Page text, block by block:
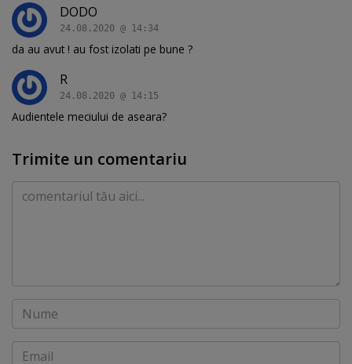
DODO
24.08.2020 @ 14:34
da au avut ! au fost izolati pe bune ?
R
24.08.2020 @ 14:15
Audientele meciului de aseara?
Trimite un comentariu
Comentariu
Nume
Email